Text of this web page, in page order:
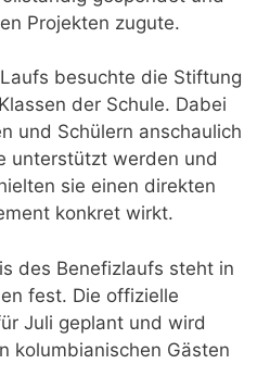
Projekten zugute.
besuchte die Stiftung
der Schule. Dabei
und Schülern anschaulich
unterstützt werden und
sie einen direkten
konkret wirkt.
des Benefizlaufs steht in
fest. Die offizielle
Juli geplant und wird
kolumbianischen Gästen